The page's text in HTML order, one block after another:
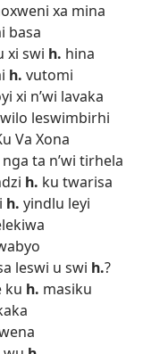
xa mina
basa
xi swi h. hina
h. vutomi
xi n’wi lavaka
leswimbirhi
Va Xona
ta n’wi tirhela
h. ku twarisa
h. yindlu leyi
leswi u swi h.?
ku h. masiku